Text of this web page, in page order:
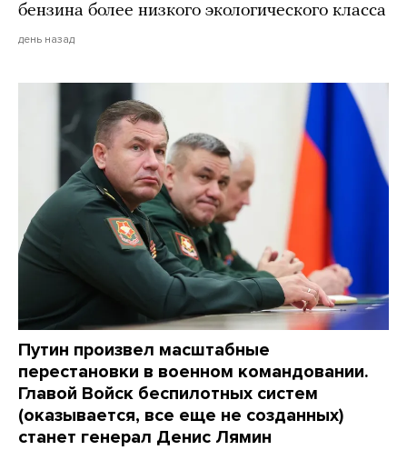
бензина более низкого экологического класса
день назад
Путин произвел масштабные
перестановки в военном командовании.
Главой Войск беспилотных систем
(оказывается, все еще не созданных)
станет генерал Денис Лямин